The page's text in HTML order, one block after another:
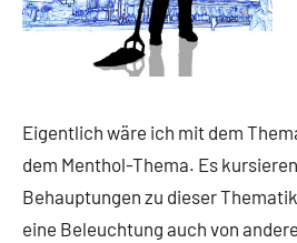
Eigentlich wäre ich mit dem
dem Menthol-Thema. Es
Behauptungen zu dieser
eine Beleuchtung auch von